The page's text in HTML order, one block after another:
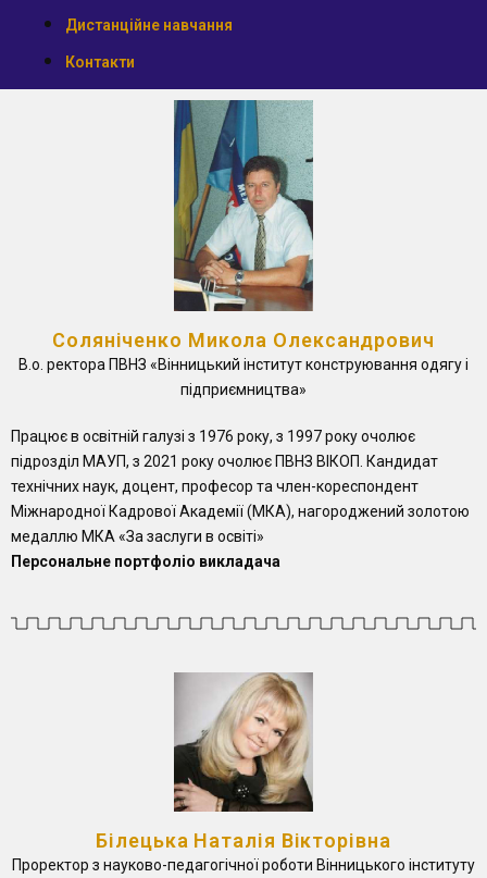
Дистанційне навчання
Контакти
Соляніченко Микола Олександрович
В.о. ректора ПВНЗ «Вінницький інститут конструювання одягу і
підприємництва»
Працює в освітній галузі з 1976 року, з 1997 року очолює
підрозділ МАУП, з 2021 року очолює ПВНЗ ВІКОП. Кандидат
технічних наук, доцент, професор та член-кореспондент
Міжнародної Кадрової Академії (МКА), нагороджений золотою
медаллю МКА «За заслуги в освіті»
Персональне портфоліо викладача
Білецька Наталія Вікторівна
Проректор з науково-педагогічної роботи Вінницького інституту